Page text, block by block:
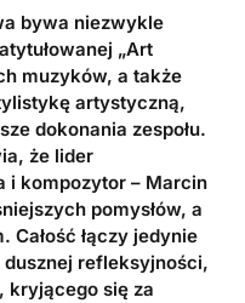
bywa niezwykle
„Art
muzyków, a także
artystyczną,
dokonania zespołu.
że lider
i kompozytor – Marcin
pomysłów, a
łączy jedynie
refleksyjności,
kryjącego się za